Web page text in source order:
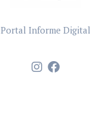
Portal Informe Digital